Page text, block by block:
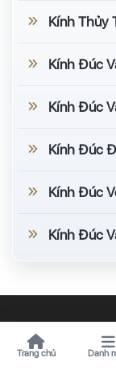
Kính Thủy
Kính Đúc
Kính Đúc
Kính Đúc
Kính Đúc
Kính Đúc
ĐƠN VỊ
Trang chủ Danh